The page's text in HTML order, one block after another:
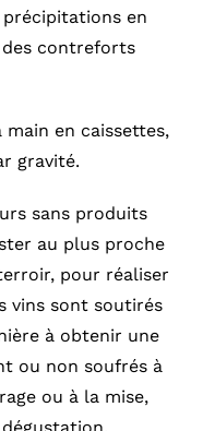
en
contreforts
main en caissettes,
gravité.
sans produits
au plus proche
pour réaliser
vins sont soutirés
à obtenir une
ou non soufrés à
ou à la mise,